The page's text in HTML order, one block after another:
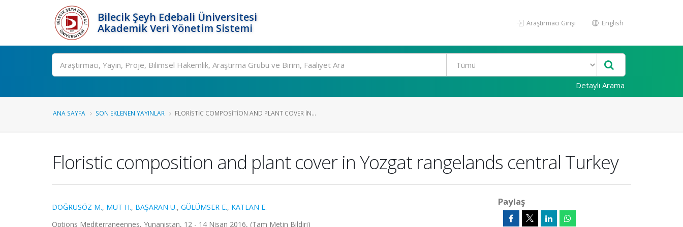
Bilecik Şeyh Edebali Üniversitesi
Akademik Veri Yönetim Sistemi
Araştırmacı Girişi English
Ara
Detaylı Arama
ANA SAYFA SON EKLENEN YAYINLAR FLORISTIC COMPOSITION AND PLANT COVER IN...
Floristic composition and plant cover in Yozgat rangelands central Turkey
DOĞRUSÖZ M., MUT H., BAŞARAN U., GÜLÜMSER E., KATLAN E.
Options Mediterraneennes, Yunanistan, 12 - 14 Nisan 2016, (Tam Metin Bildiri)
Paylaş